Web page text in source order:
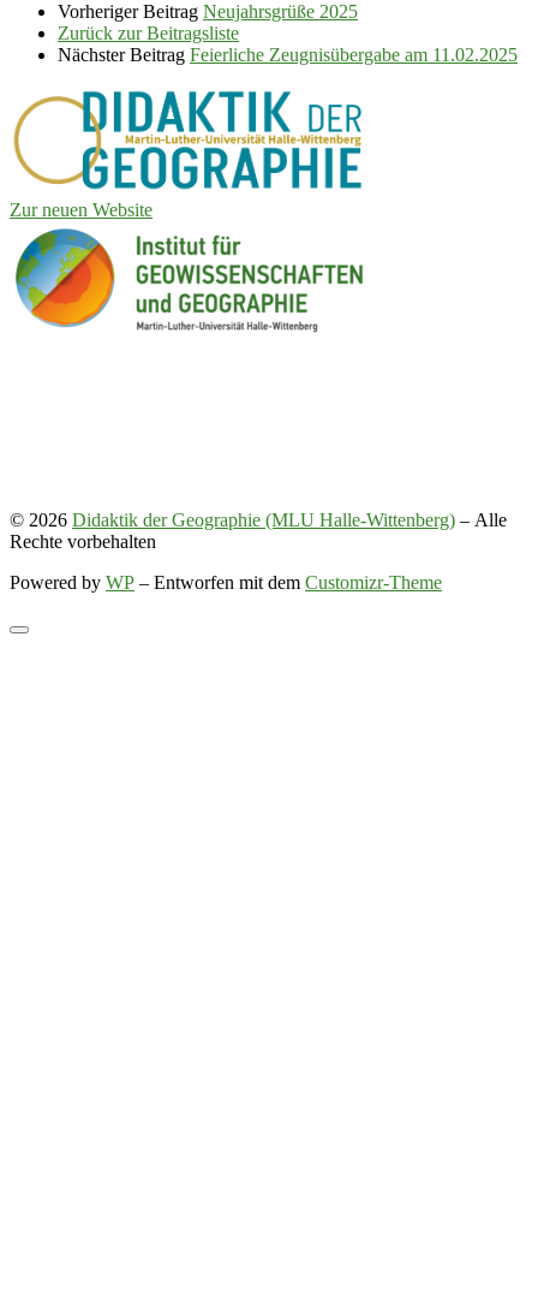
Vorheriger Beitrag Neujahrsgrüße 2025
Zurück zur Beitragsliste
Nächster Beitrag Feierliche Zeugnisübergabe am 11.02.2025
Zur neuen Website
© 2026 Didaktik der Geographie (MLU Halle-Wittenberg) – Alle
Rechte vorbehalten
Powered by WP – Entworfen mit dem Customizr-Theme